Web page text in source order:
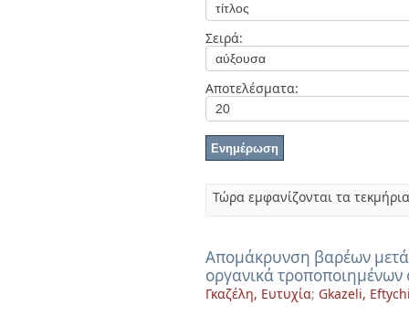
Σειρά:
Αποτελέσματα:
Τώρα εμφανίζονται τα
Απομάκρυνση βαρέων
οργανικά
Γκαζέλη, Ευτυχία; Gkazeli,